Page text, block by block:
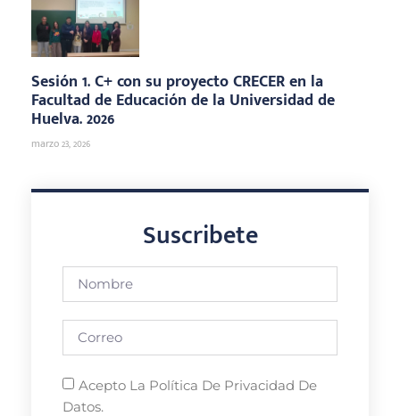
Sesión 1. C+ con su proyecto CRECER en la
Facultad de Educación de la Universidad de
Huelva. 2026
marzo 23, 2026
Suscribete
Acepto La Política De Privacidad De
Datos.